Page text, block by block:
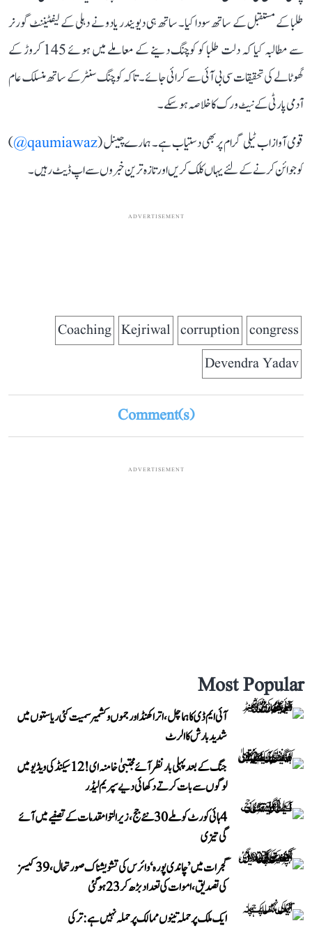
طلبا کے مستقبل کے ساتھ سودا کیا۔ ساتھ ہی دیویندر یادو نے دہلی کے لیفٹیننٹ گورنر
سے مطالبہ کیا کہ دلت طلبا کو کوچنگ دینے کے معاملے میں ہوئے 145 کروڑ کے
گھوٹالے کی تحقیقات سی بی آئی سے کرائی جائے۔ تاکہ کوچنگ سنٹر کے ساتھ منسلک عام
آدمی پارٹی کے نیٹ ورک کا خلاصہ ہو سکے۔
قومی آواز اب ٹیلی گرام پر بھی دستیاب ہے۔ ہمارے چینل (qaumiawaz@
)
کو جوائن کرنے کے لئے یہاں کلک کریں اور تازہ ترین خبروں سے اپ ڈیٹ رہیں۔
ADVERTISEMENT
congress
corruption
Kejriwal
Coaching
Devendra Yadav
Comment(s)
ADVERTISEMENT
Most Popular
آئی ایم ڈی کا ہماچل، اتراکھنڈ اور جموں و کشمیر سمیت کئی ریاستوں میں
شدید بارش کا الرٹ
جنگ کے بعد پہلی بار نظر آئے مجتبیٰ خامنہ ای! 12 سیکنڈ کی ویڈیو میں
لوگوں سے بات کرتے دکھائی دیے سپریم لیڈر
4 ہائی کورٹ کو ملے 30 نئے جج، زیر التوا مقدمات کے تصفیے میں آئے
گی تیزی
گجرات میں ’چاندی پورہ‘ وائرس کی تشویشناک صورتحال، 39 کیسز
کی تصدیق، اموات کی تعداد بڑھ کر 23 ہوگئی
ایک ملک پر حملہ تینوں ممالک پر حملہ نہیں ہے: ترکی